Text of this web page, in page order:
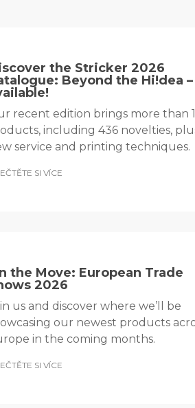
the Stricker 2026
Beyond the Hi!dea
recent edition brings more than
including 436 novelties,
service and printing techniques.
SI VÍCE
the Move: European Trade
2026
us and discover where we’ll be
our newest products
in the coming months.
SI VÍCE